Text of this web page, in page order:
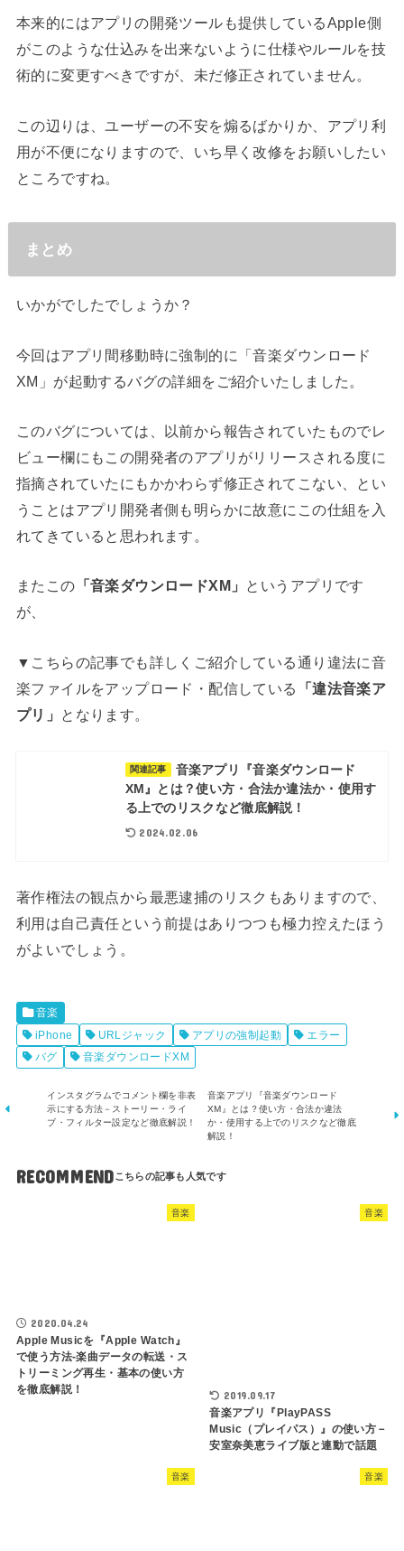
本来的にはアプリの開発ツールも提供しているApple側
がこのような仕込みを出来ないように仕様やルールを技
術的に変更すべきですが、未だ修正されていません。
この辺りは、ユーザーの不安を煽るばかりか、アプリ利
用が不便になりますので、いち早く改修をお願いしたい
ところですね。
まとめ
いかがでしたでしょうか？
今回はアプリ間移動時に強制的に「音楽ダウンロード
XM」が起動するバグの詳細をご紹介いたしました。
このバグについては、以前から報告されていたものでレ
ビュー欄にもこの開発者のアプリがリリースされる度に
指摘されていたにもかかわらず修正されてこない、とい
うことはアプリ開発者側も明らかに故意にこの仕組を入
れてきていると思われます。
またこの 「音楽ダウンロードXM」 というアプリです
が、
▼こちらの記事でも詳しくご紹介している通り違法に音
楽ファイルをアップロード・配信している
「違法音楽ア
プリ」
となります。
関連記事
音楽アプリ『音楽ダウンロード
XM』とは？使い方・合法か違法か・使用す
る上でのリスクなど徹底解説！
2024.02.06
著作権法の観点から最悪逮捕のリスクもありますので、
利用は自己責任という前提はありつつも極力控えたほう
がよいでしょう。
音楽
iPhone
URLジャック アプリの強制起動
エラー
バグ
音楽ダウンロードXM
インスタグラムでコメント欄を非表
示にする方法－ストーリー・ライ
ブ・フィルター設定など徹底解説！
音楽アプリ『音楽ダウンロード
XM』とは？使い方・合法か違法
か・使用する上でのリスクなど徹底
解説！
RECOMMEND
音楽
2020.04.24
Apple Musicを『Apple Watch』
で使う方法-楽曲データの転送・ス
トリーミング再生・基本の使い方
を徹底解説！
音楽
2019.09.17
音楽アプリ『PlayPASS
Music（プレイパス）』の使い方－
安室奈美恵ライブ版と連動で話題
音楽 音楽